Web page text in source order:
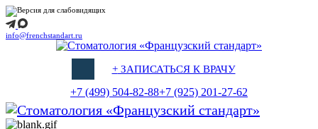
info@frenchstandart.ru
+ЗАПИСАТЬСЯ К ВРАЧУ
+7 (499) 504-82-88+7 (925) 201-27-62